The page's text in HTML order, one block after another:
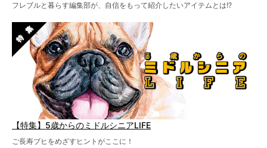
フレブルと暮らす編集部が、自信をもって紹介したいアイテムとは!?
【特集】5歳からのミドルシニアLIFE
ご長寿ブヒをめざすヒントがここに！